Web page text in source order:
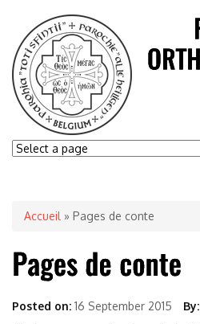
Accueil » Pages de conte
Posted on: 16 September 2015 By: